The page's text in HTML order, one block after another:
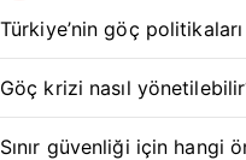
Türkiye’nin göç
Göç krizi nasıl
Sınır güvenliği için hangi